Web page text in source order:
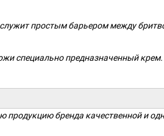
служит простым барьером между
специально предназначенный крем.
продукцию бренда качественной и